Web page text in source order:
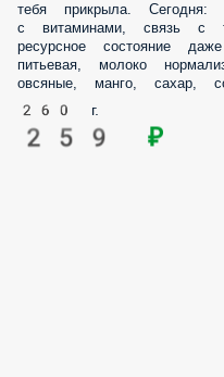
тебя прикрыла. Сегодня:
с витаминами, связь с
ресурсное состояние
питьевая, молоко
овсяные, манго, сахар,
260 г.
259 ₽